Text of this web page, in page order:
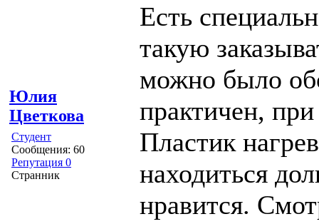
Юлия
Цветкова
Студент
Сообщения: 60
Репутация 0
Странник
Есть
такую
можно было
практичен,
Пластик
находиться
нравится.